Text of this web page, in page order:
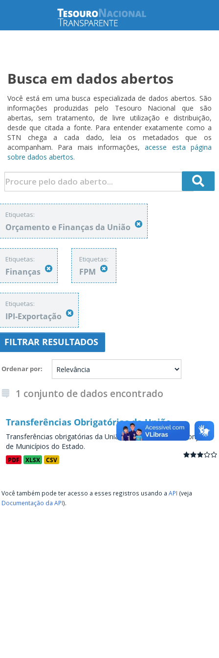
Busca em dados abertos
Você está em uma busca especializada de dados abertos. São
informações produzidas pelo Tesouro Nacional que são
abertas, sem tratamento, de livre utilização e distribuição,
desde que citada a fonte. Para entender exatamente como a
STN chega a cada dado, leia os metadados que os
acompanham. Para mais informações,acesse esta página
sobre dados abertos.
Etiquetas:
Orçamento e Finanças da União
Etiquetas:
Finanças
Etiquetas:
FPM
Etiquetas:
IPI-Exportação
FILTRAR RESULTADOS
Ordenar por
1 conjunto de dados encontrado
Transferências Obrigatórias da União
Transferências obrigatórias da União para os Estados e conjunto
de Municípios do Estado.
PDF XLSX CSV
Você também pode ter acesso a esses registros usando a API (veja
Documentação da API).